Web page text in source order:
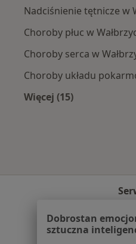
Nadciśnienie tętnicze w
Choroby płuc w
Choroby serca w
Choroby układu
Więcej (15)
Polityka
Dobrostan
sztuczna